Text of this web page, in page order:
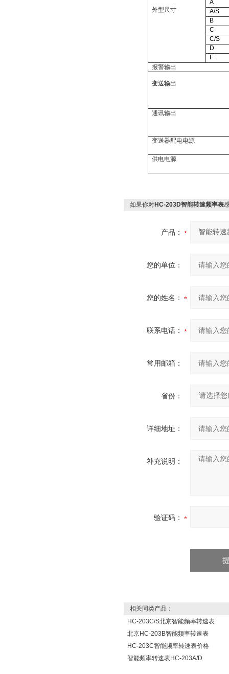
外型尺寸
A
A/S
B
C
C/S
D
F
报警输出
变送输出
通讯输出
变送器配电电源
供电电源
如果你对HC-203D智能转速频率表
产品：
您的单位：
您的姓名：
联系电话：
常用邮箱：
省份：
详细地址：
补充说明：
验证码：
相关同类产品：
HC-203C/S北京智能频率转速表
北京HC-203B智能频率转速表
HC-203C智能频率转速表价格
智能频率转速表HC-203A/D